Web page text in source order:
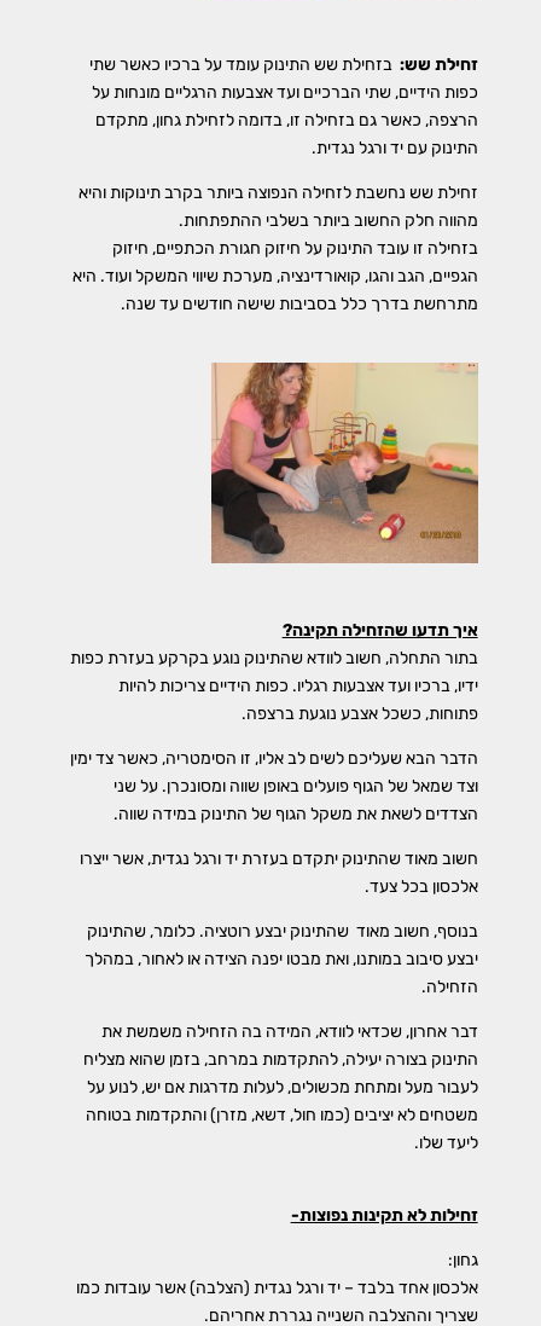
זחילת שש:בזחילת שש התינוק עומד על ברכיו כאשר שתי
כפות הידיים, שתי הברכיים ועד אצבעות הרגליים מונחות על
הרצפה, כאשר גם בזחילה זו, בדומה לזחילת גחון, מתקדם
התינוק עם יד ורגל נגדית.
זחילת שש נחשבת לזחילה הנפוצה ביותר בקרב תינוקות והיא
מהווה חלק החשוב ביותר בשלבי ההתפתחות.
בזחילה זו עובד התינוק על חיזוק חגורת הכתפיים, חיזוק
הגפיים, הגב והגו, קואורדינציה, מערכת שיווי המשקל ועוד. היא
מתרחשת בדרך כלל בסביבות שישה חודשים עד שנה.
איך תדעו שהזחילה תקינה?
בתור התחלה, חשוב לוודא שהתינוק נוגע בקרקע בעזרת כפות
ידיו, ברכיו ועד אצבעות רגליו. כפות הידיים צריכות להיות
פתוחות, כשכל אצבע נוגעת ברצפה.
הדבר הבא שעליכם לשים לב אליו, זו הסימטריה, כאשר צד ימין
וצד שמאל של הגוף פועלים באופן שווה ומסונכרן. על שני
הצדדים לשאת את משקל הגוף של התינוק במידה שווה.
חשוב מאוד שהתינוק יתקדם בעזרת יד ורגל נגדית, אשר ייצרו
אלכסון בכל צעד.
בנוסף, חשוב מאוד שהתינוק יבצע רוטציה. כלומר, שהתינוק
יבצע סיבוב במותנו, ואת מבטו יפנה הצידה או לאחור, במהלך
הזחילה.
דבר אחרון, שכדאי לוודא, המידה בה הזחילה משמשת את
התינוק בצורה יעילה, להתקדמות במרחב, בזמן שהוא מצליח
לעבור מעל ומתחת מכשולים, לעלות מדרגות אם יש, לנוע על
משטחים לא יציבים (כמו חול, דשא, מזרן) והתקדמות בטוחה
ליעד שלו.
זחילות לא תקינות נפוצות-
גחון:
אלכסון אחד בלבד – יד ורגל נגדית (הצלבה) אשר עובדות כמו
שצריך וההצלבה השנייה נגררת אחריהם.